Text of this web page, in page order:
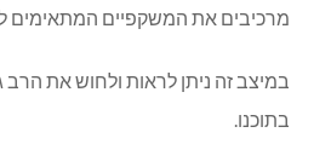
מרכיבים את המשקפיים המתאימים
במיצב זה ניתן לראות ולחוש את הרב
בתוכנו.